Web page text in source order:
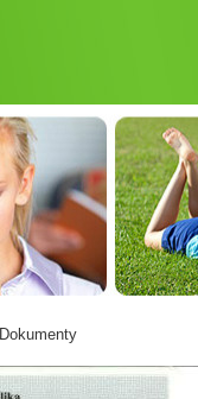
Dokumenty